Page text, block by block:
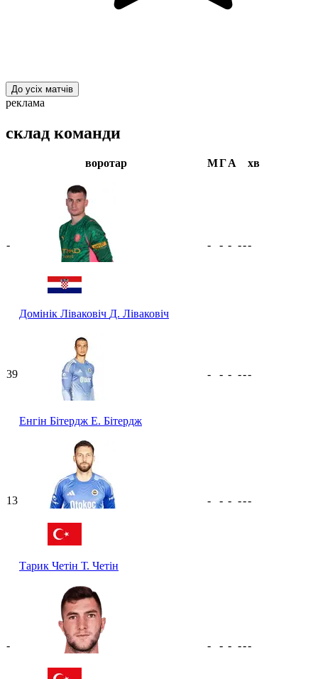
До усіх матчів
реклама
склад команди
воротар МГА хв
-
Домінік Ліваковіч Д. Ліваковіч
- - - ---
39
Енгін Бітердж Е. Бітердж
- - - ---
13
Тарик Четін Т. Четін
- - - ---
- - - - ---